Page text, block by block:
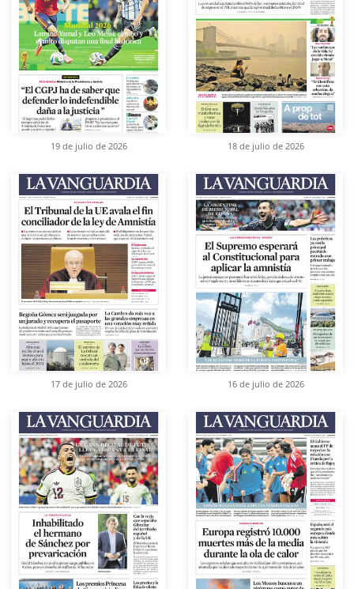
19 de julio de 2026 18 de julio de 2026
17 de julio de 2026 16 de julio de 2026